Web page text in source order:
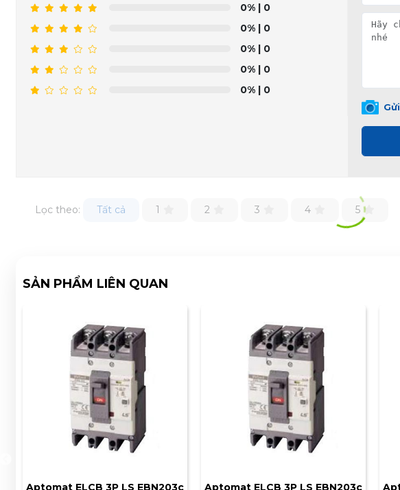
0%| 0
0%| 0
0%| 0
0%| 0
0%| 0
Lọc theo: Tất cả 1 2 3 4 5
SẢN PHẨM LIÊN QUAN
Aptomat ELCB 3P LS EBN203c
Aptomat ELCB 3P LS EBN203c